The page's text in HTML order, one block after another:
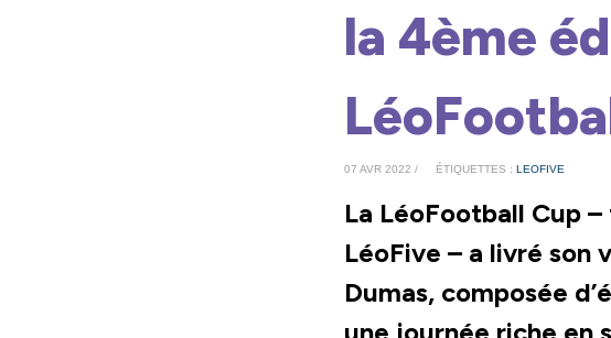
la 4ème
07 AVR 2022 / ÉTIQUETTES : LEOFIVE
La LéoFootball Cup
LéoFive – a livré son
Dumas, composée